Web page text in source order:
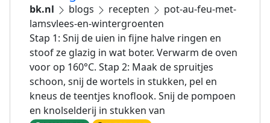
bk.nl blogs recepten
pot-au-feu-met-
lamsvlees-en-wintergroenten
Stap 1: Snij de uien in fijne halve ringen en
stoof ze glazig in wat boter. Verwarm de oven
voor op 160°C. Stap 2: Maak de spruitjes
schoon, snij de wortels in stukken, pel en
kneus de teentjes knoflook. Snij de pompoen
en knolselderij in stukken van